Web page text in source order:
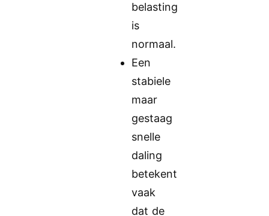
belasting
is
normaal.
Een
stabiele
maar
gestaag
snelle
daling
betekent
vaak
dat de